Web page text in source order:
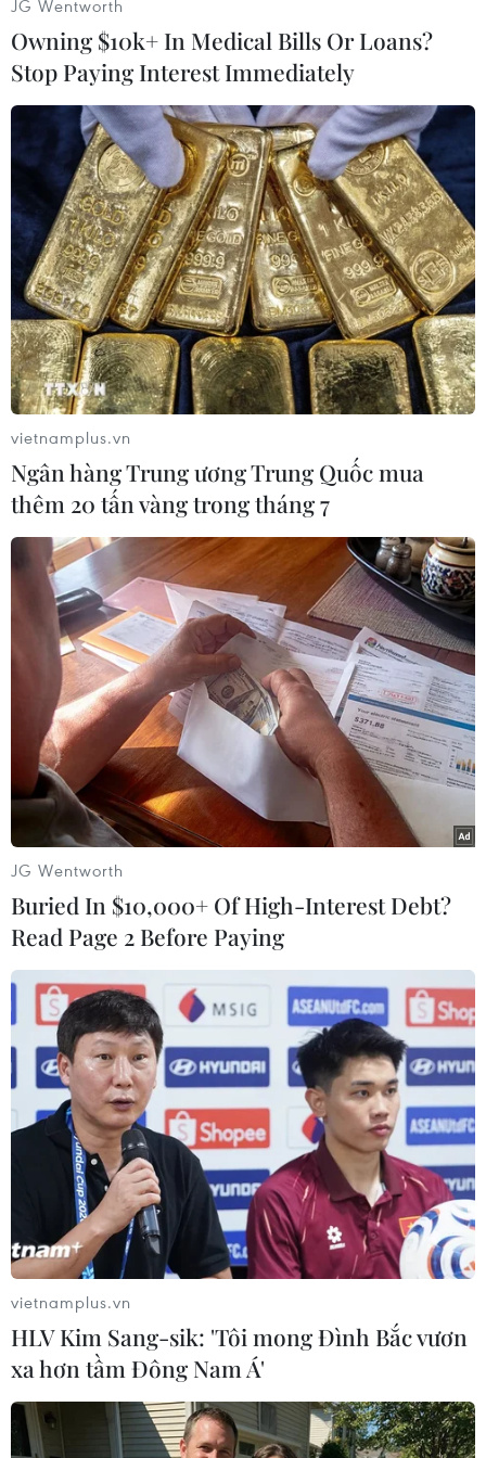
#Camera
#Trung tâm Mạng lưới Động đất Trung Quốc
#CENC
#Động đất mạnh
#Tân Cương
#Động đất ở Trung Quốc.
Trung Quốc
Theo dõi VietnamPlus
TIN LIÊN QUAN
Động đất 7,2 độ Richter làm rung chuyển
El Salvador, Nicaragua
24/11/2016 22:53
Ngày 24/11 đã xảy ra một trận động đất mạnh 7,2 độ
Richter ở Thái Bình Dương làm rung chuyển El Salvador
và Nicaragua, một giờ sau khi cơn bão nhiệt đới Otto
đổ bộ vào bờ biển Caribbean.
JG Wentworth
Owning $10k+ In Medical Bills Or Loans?
Stop Paying Interest Immediately
vietnamplus.vn
Ngân hàng Trung ương Trung Quốc mua
thêm 20 tấn vàng trong tháng 7
JG Wentworth
Buried In $10,000+ Of High-Interest Debt?
Read Page 2 Before Paying
vietnamplus.vn
HLV Kim Sang-sik: 'Tôi mong Đình Bắc vươn
xa hơn tầm Đông Nam Á'